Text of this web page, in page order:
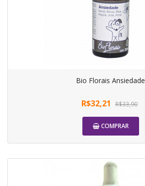
Bio Florais Ansiedade
R$32,21 R$33,90
COMPRAR